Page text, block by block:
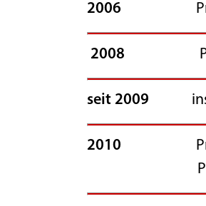
2006
2008
seit 2009
2010
Premiere